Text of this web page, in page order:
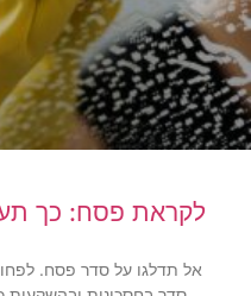
לקראת פסח: כך
אל תדלגו על סדר פסח.